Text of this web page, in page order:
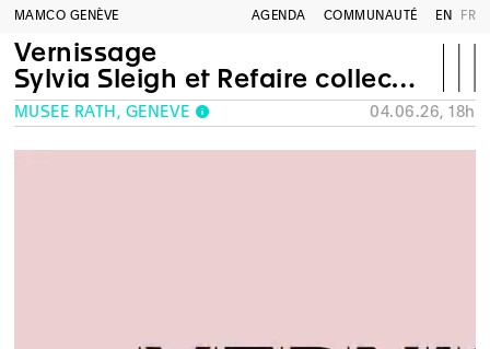
MAMCO GENÈVE AGENDA COMMUNAUTÉ EN FR
Vernissage
Sylvia Sleigh et Refaire collection : une exposition en deux parties
MUSÉE RATH, GENÈVE 04.06.26, 18h